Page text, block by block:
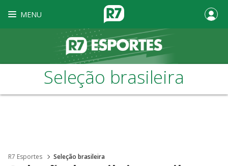
MENU
Seleção brasileira
R7 Esportes Seleção brasileira